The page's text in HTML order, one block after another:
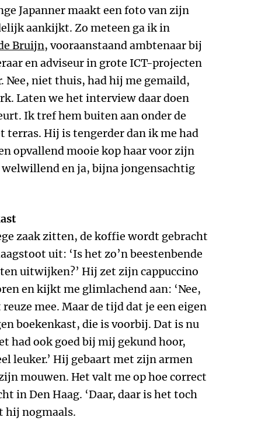
Japanner maakt een foto van zijn
aankijkt. Zo meteen ga ik in
Bruijn, vooraanstaand ambtenaar bij
en adviseur in grote ICT-projecten
Nee, niet thuis, had hij me gemaild,
Laten we het interview daar doen
Ik tref hem buiten aan onder de
terras. Hij is tengerder dan ik me had
opvallend mooie kop haar voor zijn
en ja, bijna jongensachtig
zaak zitten, de koffie wordt gebracht
uit: ‘Is het zo’n beestenbende
uitwijken?’ Hij zet zijn cappuccino
en kijkt me glimlachend aan: ‘Nee,
mee. Maar de tijd dat je een eigen
boekenkast, die is voorbij. Dat is nu
had ook goed bij mij gekund hoor,
leuker.’ Hij gebaart met zijn armen
mouwen. Het valt me op hoe correct
in Den Haag. ‘Daar, daar is het toch
hij nogmaals.